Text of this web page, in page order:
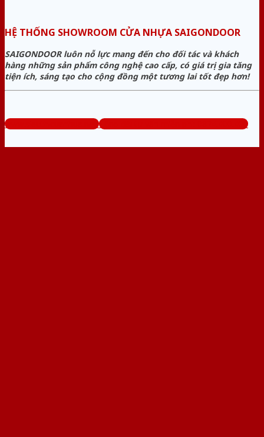
HỆ THỐNG SHOWROOM CỬA NHỰA SAIGONDOOR
SAIGONDOOR luôn nỗ lực mang đến cho đối tác và khách
hàng những sản phẩm công nghệ cao cấp, có giá trị gia tăng
tiện ích, sáng tạo cho cộng đồng một tương lai tốt đẹp hơn!
www.sieuthicuanhua.net Tổng đài tư vấn miễn phí: 0824.400.400